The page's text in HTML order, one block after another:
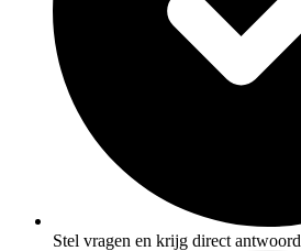
Stel vragen en krijg direct antwoord